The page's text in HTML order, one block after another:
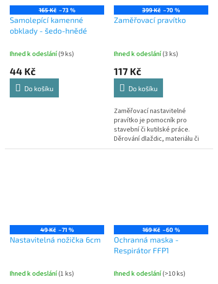
165 Kč –73 %
Samolepící kamenné
obklady - šedo-hnědé
Ihned k odeslání(9 ks)
44 Kč
Do košíku
399 Kč –70 %
Zaměřovací pravítko
Ihned k odeslání(3 ks)
117 Kč
Do košíku
Zaměřovací nastavitelné
pravítko je pomocník pro
stavební či kutilské práce.
Děrování dlaždic, materiálu či
zaměřování zásuvek je se
49 Kč –71 %
Nastavitelná nožička 6cm
Ihned k odeslání(1 ks)
169 Kč –60 %
Ochranná maska -
Respirátor FFP1
Ihned k odeslání(>10 ks)